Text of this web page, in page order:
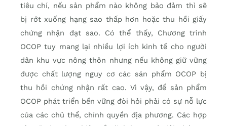
tiêu chí, nếu sản phẩm nào không bảo đảm thì sẽ
bị rớt xuống hạng sao thấp hơn hoặc thu hồi giấy
chứng nhận đạt sao. Có thể thấy, Chương trình
OCOP tuy mang lại nhiều lợi ích kinh tế cho người
dân khu vực nông thôn nhưng nếu không giữ vững
được chất lượng nguy cơ các sản phẩm OCOP bị
thu hồi chứng nhận rất cao. Vì vậy, để sản phẩm
OCOP phát triển bền vững đòi hỏi phải có sự nỗ lực
của các chủ thể, chính quyền địa phương. Các hợp